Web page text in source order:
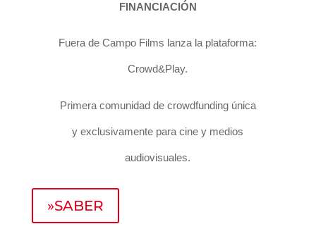
FINANCIACIÓN
Fuera de Campo Films lanza la plataforma:
Crowd&Play.
Primera comunidad de crowdfunding única
y exclusivamente para cine y medios
audiovisuales.
»SABER